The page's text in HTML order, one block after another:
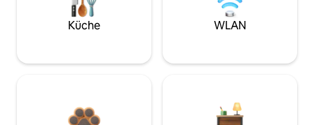
Küche WLAN